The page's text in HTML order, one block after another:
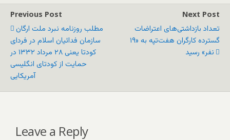
Previous Post
مطلب روزنامه نبرد ملت ارگان
سازمان فدائیان اسلام در فردای
کودتا یعنی ٢٨ مرداد ۱۳۳۲ در
حمایت از کودتای انگلیسی
آمریکایی
Next Post
تعداد بازداشتی‌های اعتراضات
گسترده کارگران هفت‌‌تپه به «۱۹
نفر» رسید
Leave a Reply